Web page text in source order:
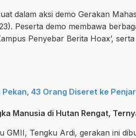
dalam aksi demo Gerakan
Peserta demo membawa
Penyebar Berita Hoax’,
43 Orang Diseret ke
Manusia di Hutan Rengat,
GMII, Tengku Ardi, gerakan ini